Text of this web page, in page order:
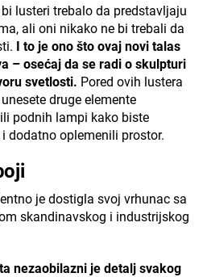
lusteri trebalo da predstavljaju
ali oni nikako ne bi trebali da
I to je ono što ovaj novi talas
– osećaj da se radi o skulpturi
svetlosti. Pored ovih lustera
druge elemente
podnih lampi kako biste
dodatno oplemenili prostor.
je dostigla svoj vrhunac sa
skandinavskog i industrijskog
nezaobilazni je detalj svakog